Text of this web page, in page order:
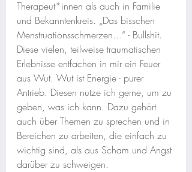
Therapeut*innen als auch in Familie
und Bekanntenkreis. „Das bisschen
Menstruationsschmerzen…“ - Bullshit.
Diese vielen, teilweise traumatischen
Erlebnisse entfachen in mir ein Feuer
aus Wut. Wut ist Energie - purer
Antrieb. Diesen nutze ich gerne, um zu
geben, was ich kann. Dazu gehört
auch über Themen zu sprechen und in
Bereichen zu arbeiten, die einfach zu
wichtig sind, als aus Scham und Angst
darüber zu schweigen.